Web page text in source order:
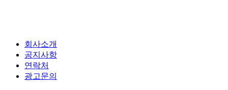
회사소개
공지사항
연락처
광고문의